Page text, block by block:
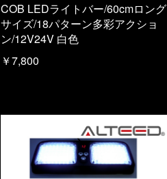
COB LEDライトバー/60cmロング
サイズ/18パターン多彩アクショ
ン/12V24V 白色
￥7,800